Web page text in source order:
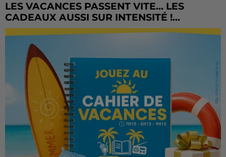
LES VACANCES PASSENT VITE... LES
CADEAUX AUSSI SUR INTENSITÉ !...